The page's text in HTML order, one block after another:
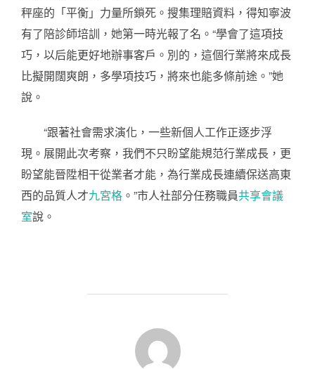
秤座的「平衡」力量所鎖死。搜集理賠資料，得知寧波
有了陪診師培訓，她第一時光報了名。“學會了這項技
巧，以后能更好地辦事客戶。別的，這個行業將來成長
比擬開闊爽朗，多學項技巧，將來也能多條前途。”她
說。
“跟著社會需求演化，一些新個人工作正逐步浮
現。展開此次考察，我們不只盼望能規范行業成長，更
盼望能晉陞相干從業者才能，為行業成長連續保送高東
西的品質人才九宮格 。”市人社部分任務職員共享會議
室說。
POST AUTHOR